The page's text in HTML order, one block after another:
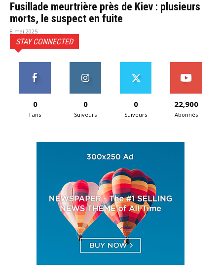
Fusillade meurtrière près de Kiev : plusieurs
morts, le suspect en fuite
8 mai 2025
STAY CONNECTED
0
Fans
0
Suiveurs
0
Suiveurs
22,900
Abonnés